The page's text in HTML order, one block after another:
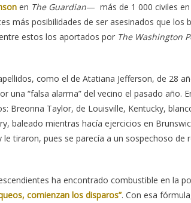
en The Guardian— más de 1 000 civiles
más posibilidades de ser asesinados que los
estos los aportados por The Washington
como el de Atatiana Jefferson, de 28
una “falsa alarma” del vecino el pasado año.
Breonna Taylor, de Louisville, Kentucky,
baleado mientras hacía ejercicios en
tiraron, pues se parecía a un sospechoso de
ha encontrado combustible en la
comienzan los disparos”. Con esa